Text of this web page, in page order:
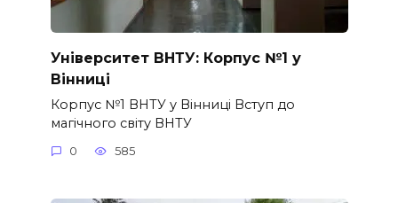
Університет ВНТУ: Корпус №1 у
Вінниці
Корпус №1 ВНТУ у Вінниці Вступ до
магічного світу ВНТУ
0 585